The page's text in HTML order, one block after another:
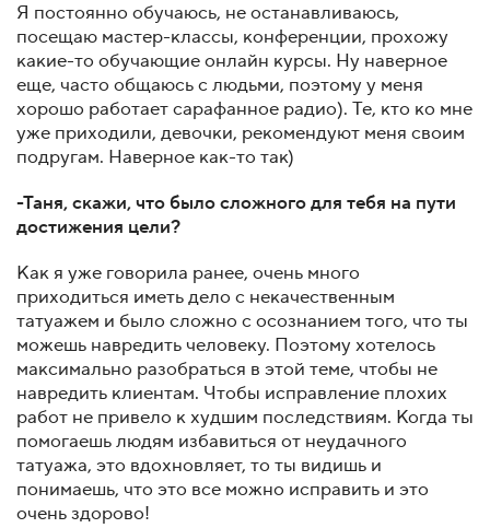
Я постоянно обучаюсь, не останавливаюсь,
посещаю мастер-классы, конференции, прохожу
какие-то обучающие онлайн курсы. Ну наверное
еще, часто общаюсь с людьми, поэтому у меня
хорошо работает сарафанное радио). Те, кто ко мне
уже приходили, девочки, рекомендуют меня своим
подругам. Наверное как-то так)
-Таня, скажи, что было сложного для тебя на пути
достижения цели?
Как я уже говорила ранее, очень много
приходиться иметь дело с некачественным
татуажем и было сложно с осознанием того, что ты
можешь навредить человеку. Поэтому хотелось
максимально разобраться в этой теме, чтобы не
навредить клиентам. Чтобы исправление плохих
работ не привело к худшим последствиям. Когда ты
помогаешь людям избавиться от неудачного
татуажа, это вдохновляет, то ты видишь и
понимаешь, что это все можно исправить и это
очень здорово!